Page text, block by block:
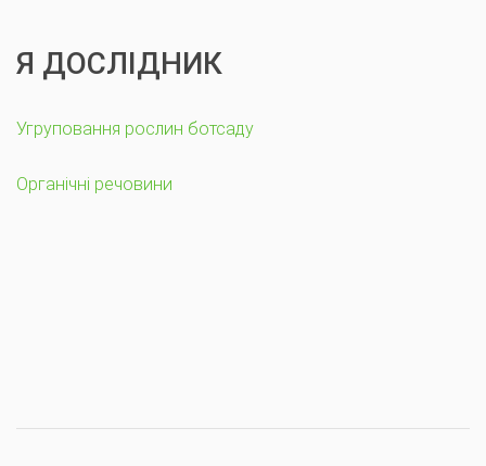
Я ДОСЛІДНИК
Угруповання рослин ботсаду
Органічні речовини